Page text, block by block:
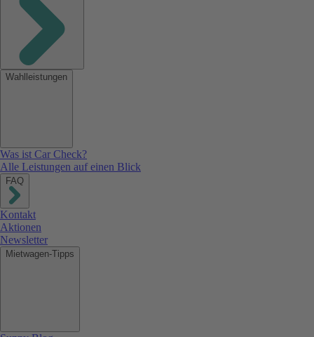
Wahlleistungen
Was ist Car Check?
Alle Leistungen auf einen Blick
FAQ
Kontakt
Aktionen
Newsletter
Mietwagen-Tipps